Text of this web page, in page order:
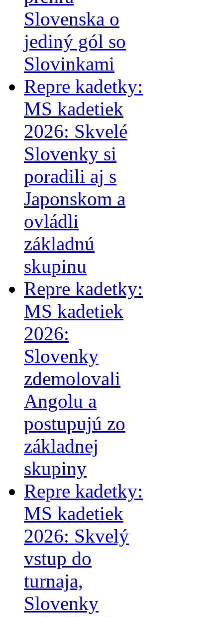
Slovenska o
jediný gól so
Slovinkami
Repre kadetky:
MS kadetiek
2026: Skvelé
Slovenky si
poradili aj s
Japonskom a
ovládli
základnú
skupinu
Repre kadetky:
MS kadetiek
2026:
Slovenky
zdemolovali
Angolu a
postupujú zo
základnej
skupiny
Repre kadetky:
MS kadetiek
2026: Skvelý
vstup do
turnaja,
Slovenky